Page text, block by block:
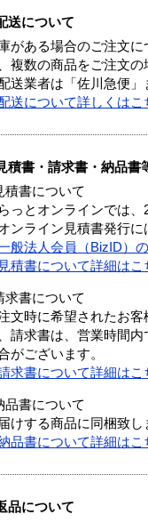
送について
がある場合のご注文に
複数の商品をご注文の
送業者は「佐川急便」
送について詳しくはこ
積書・請求書・納品書
積書について
っとオンラインでは、
ンライン見積書発行に
般法人会員（BizID）
見積書について詳細はこ
求書について
文時に希望されたお
請求書は、営業時間
がございます。
求書について詳細はこ
品書について
けする商品に同梱致し
品書について詳細はこ
品について